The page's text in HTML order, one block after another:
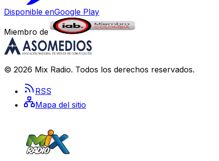
Disponible enGoogle Play
Miembro de
© 2026 Mix Radio. Todos los derechos reservados.
RSS
Mapa del sitio